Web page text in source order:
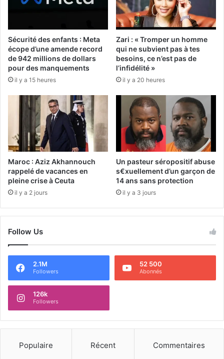
Sécurité des enfants : Meta
écope d’une amende record
de 942 millions de dollars
pour des manquements
il y a 15 heures
Zari : « Tromper un homme
qui ne subvient pas à tes
besoins, ce n’est pas de
l’infidélité »
il y a 20 heures
Maroc : Aziz Akhannouch
rappelé de vacances en
pleine crise à Ceuta
il y a 2 jours
Un pasteur séropositif abuse
s€xuellement d’un garçon de
14 ans sans protection
il y a 3 jours
Follow Us
2.1M
Followers
52 500
Abonnés
126k
Followers
Populaire Récent Commentaires